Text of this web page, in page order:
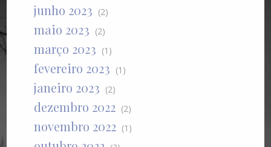
junho 2023 (2)
maio 2023 (2)
março 2023 (1)
fevereiro 2023 (1)
janeiro 2023 (2)
dezembro 2022 (2)
novembro 2022 (1)